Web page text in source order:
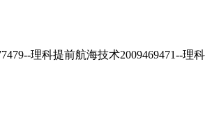
理科提前航海技术2009469471--理科